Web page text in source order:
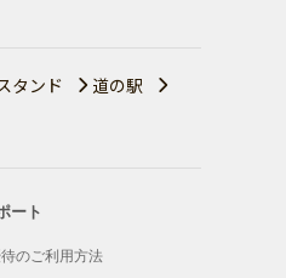
タンド
道の駅
ート
のご利用方法